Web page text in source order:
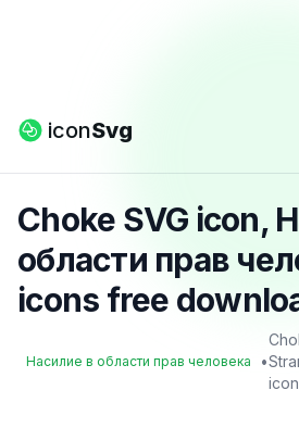
iconSvg
Choke SVG icon,
области прав
icons free
Насилие в области прав человека •
icon